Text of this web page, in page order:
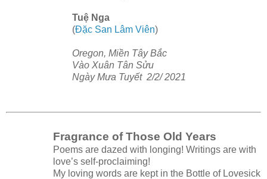
Tuệ Nga
(Đặc San Lâm Viên)
Oregon, Miền Tây Bắc
Vào Xuân Tân Sửu
Ngày Mưa Tuyết 2/2/ 2021
Fragrance of Those Old Years
Poems are dazed with longing! Writings are with
love’s self-proclaiming!
My loving words are kept in the Bottle of Lovesick